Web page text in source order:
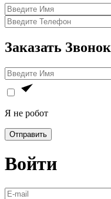
Заказать Звонок
Я не робот
Отправить
Войти